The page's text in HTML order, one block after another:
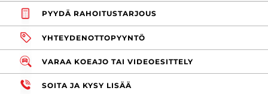
PYYDÄ RAHOITUSTARJOUS
YHTEYDENOTTOPYYNTÖ
VARAA KOEAJO TAI VIDEOESITTELY
SOITA JA KYSY LISÄÄ